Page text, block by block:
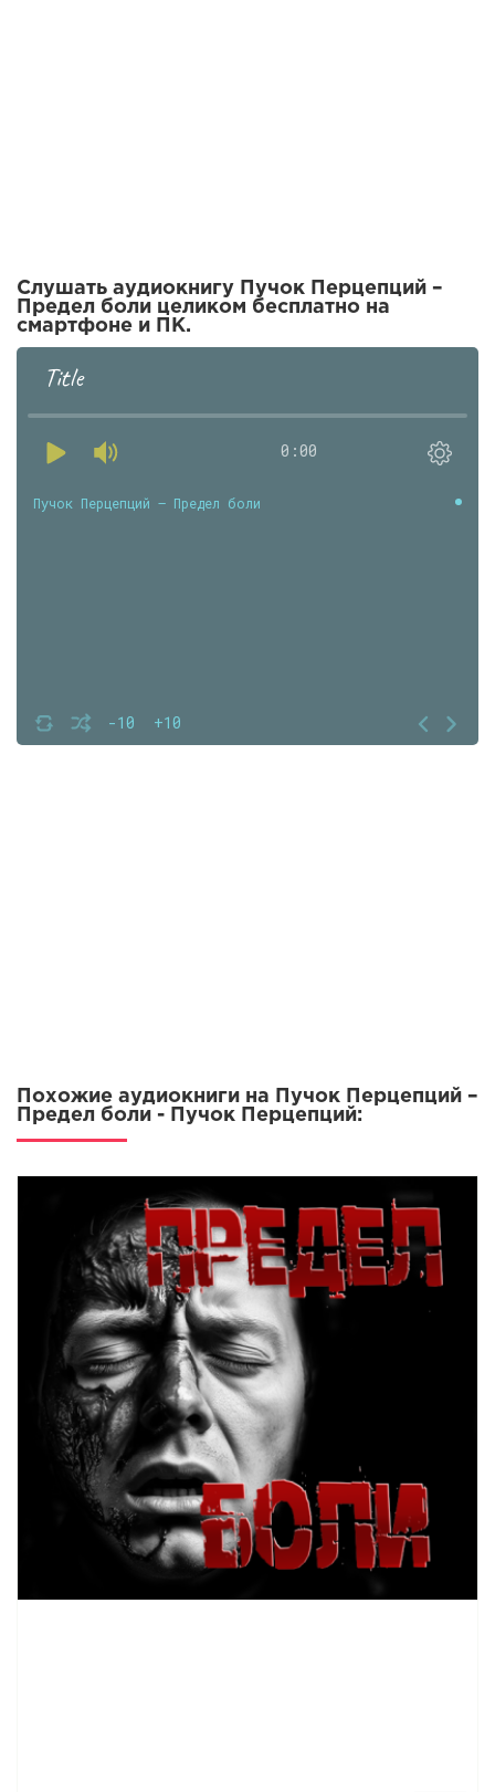
Слушать аудиокнигу Пучок Перцепций –
Предел боли целиком бесплатно на
смартфоне и ПК.
Title
0:00
-10 +10
Пучок Перцепций — Предел боли
Похожие аудиокниги на Пучок Перцепций –
Предел боли - Пучок Перцепций: